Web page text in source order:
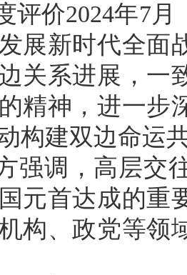
评价2024年7
展新时代全面
关系进展，一
精神，进一步
构建双边命运
强调，高层交
元首达成的重
构、政党等领